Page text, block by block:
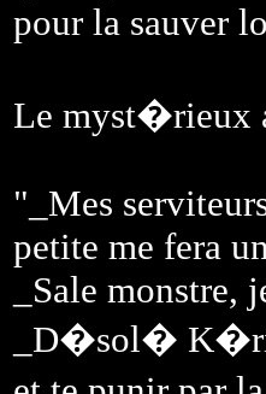
pour la sauver
Le myst�rieux
"_Mes
petite me fera
_Sale
_D�sol�